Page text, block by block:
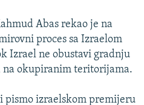
Abas rekao je na
proces sa Izraelom
Izrael ne obustavi gradnju
na okupiranim teritorijama.
pismo izraelskom premijeru